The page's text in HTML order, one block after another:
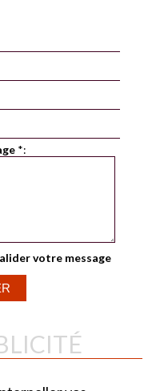
*:
votre message